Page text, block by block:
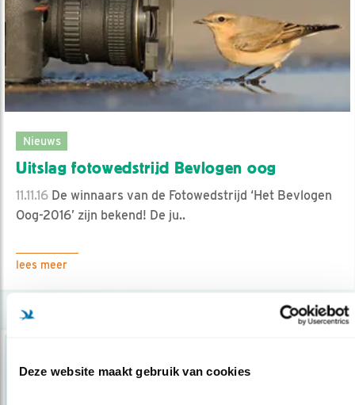
Deze website maakt gebruik van cookies
Nieuws
Uitslag fotowedstrijd Bevlogen oog
11.11.16 De winnaars van de Fotowedstrijd ‘Het Bevlogen
Oog-2016’ zijn bekend! De ju..
lees meer